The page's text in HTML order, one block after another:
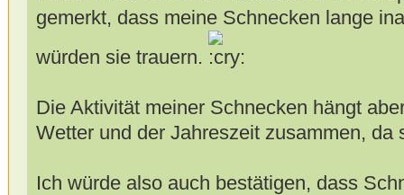
gemerkt, dass meine Schnecken lange
würden sie trauern.
Die Aktivität meiner Schnecken hängt
Wetter und der Jahreszeit zusammen, da
Ich würde also auch bestätigen, dass